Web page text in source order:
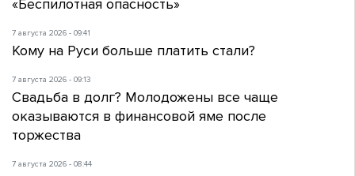
«Беспилотная опасность»
7 августа 2026 - 09:41
Кому на Руси больше платить стали?
7 августа 2026 - 09:13
Свадьба в долг? Молодожены все чаще
оказываются в финансовой яме после
торжества
7 августа 2026 - 08:44